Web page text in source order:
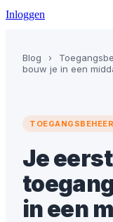
Inloggen
Blog ›
bouw je in een
TOEGANGSBEHEER
Je
in een